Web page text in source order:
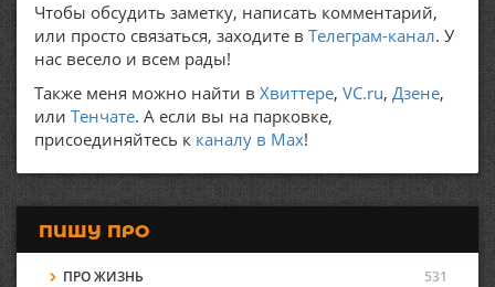
Чтобы обсудить заметку, написать комментарий,
или просто связаться, заходите в Телеграм-канал. У
нас весело и всем рады!
Также меня можно найти в Хвиттере, VC.ru, Дзене,
или Тенчате. А если вы на парковке,
присоединяйтесь к каналу в Max!
ПИШУ ПРО
ПРО ЖИЗНЬ
531